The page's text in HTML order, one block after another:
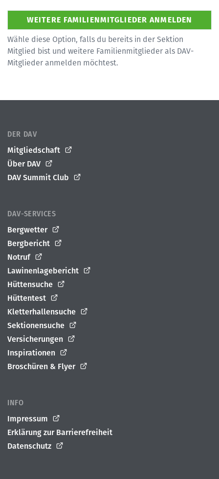
Wähle diese Option, falls du bereits in der Sektion
Mitglied bist und weitere Familienmitglieder als DAV-
Mitglieder anmelden möchtest.
DER DAV
Mitgliedschaft
Über DAV
DAV Summit Club
DAV-SERVICES
Bergwetter
Bergbericht
Notruf
Lawinenlagebericht
Hüttensuche
Hüttentest
Kletterhallensuche
Sektionensuche
Versicherungen
Inspirationen
Broschüren & Flyer
INFO
Impressum
Erklärung zur Barrierefreiheit
Datenschutz